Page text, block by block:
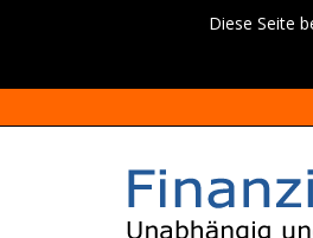
Diese Seite